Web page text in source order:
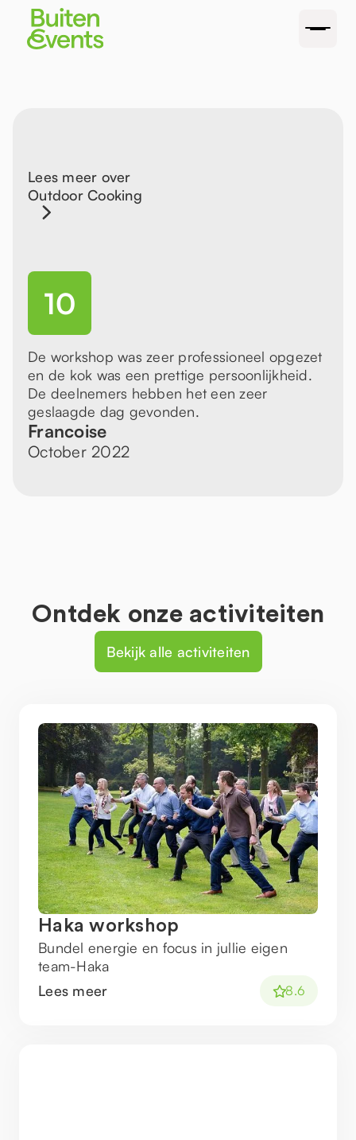
Lees meer over
Outdoor Cooking
10
De workshop was zeer professioneel opgezet
en de kok was een prettige persoonlijkheid.
De deelnemers hebben het een zeer
geslaagde dag gevonden.
Francoise
October 2022
Ontdek onze activiteiten
Bekijk alle activiteiten
Haka workshop
Bundel energie en focus in jullie eigen
team-Haka
Lees meer
8.6